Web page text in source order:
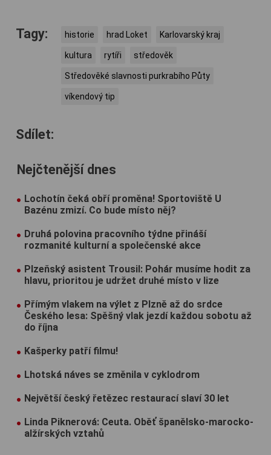
Tagy: historie hrad Loket Karlovarský kraj
kultura rytíři středověk
Středověké slavnosti purkrabího Půty
víkendový tip
Sdílet:
Nejčtenější dnes
Lochotín čeká obří proměna! Sportoviště U
Bazénu zmizí. Co bude místo něj?
Druhá polovina pracovního týdne přináší
rozmanité kulturní a společenské akce
Plzeňský asistent Trousil: Pohár musíme hodit za
hlavu, prioritou je udržet druhé místo v lize
Přímým vlakem na výlet z Plzně až do srdce
Českého lesa: Spěšný vlak jezdí každou sobotu až
do října
Kašperky patří filmu!
Lhotská náves se změnila v cyklodrom
Největší český řetězec restaurací slaví 30 let
Linda Piknerová: Ceuta. Oběť španělsko-marocko-
alžírských vztahů